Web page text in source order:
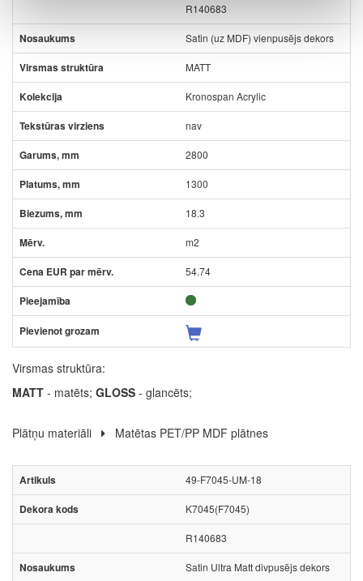
R140683
Satin (uz MDF) vienpusējs dekors
MATT
Kronospan Acrylic
nav
2800
1300
18.3
m2
54.74
Virsmas struktūra:
MATT - matēts; GLOSS - glancēts;
Plātņu materiāli Matētas PET/PP MDF plātnes
49-F7045-UM-18
K7045(F7045)
R140683
Satin Ultra Matt divpusējs dekors